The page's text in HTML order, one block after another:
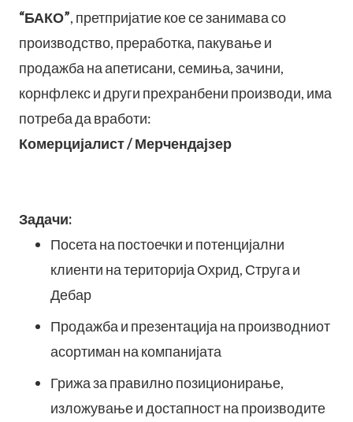
“БАКО”, претпријатие кое се занимава со
производство, преработка, пакување и
продажба на апетисани, семиња, зачини,
корнфлекс и други прехранбени производи, има
потреба да вработи:
Комерцијалист / Мерчендајзер
Задачи:
Посета на постоечки и потенцијални
клиенти на територија Охрид, Струга и
Дебар
Продажба и презентација на производниот
асортиман на компанијата
Грижа за правилно позиционирање,
изложување и достапност на производите